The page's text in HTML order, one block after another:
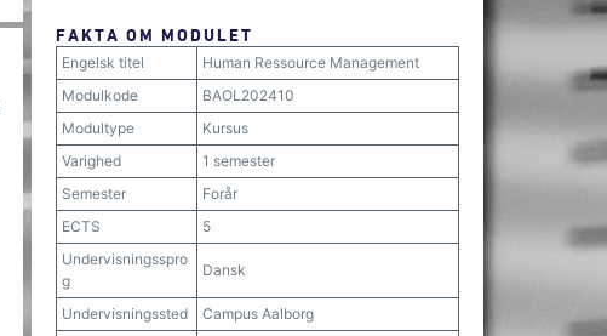
FAKTA OM MODULET
Engelsk titel
Human Ressource Management
Modulkode
BAOL202410
Modultype
Kursus
Varighed
1 semester
Semester
Forår
ECTS
5
Undervisningsspro
g
Dansk
Undervisningssted
Campus Aalborg